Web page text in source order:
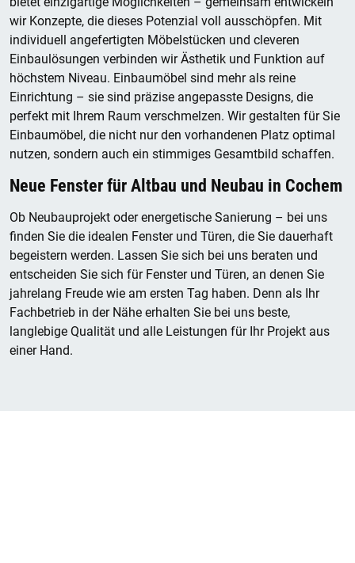
wir Konzepte, die dieses Potenzial voll ausschöpfen. Mit
individuell angefertigten Möbelstücken und cleveren
Einbaulösungen verbinden wir Ästhetik und Funktion auf
höchstem Niveau. Einbaumöbel sind mehr als reine
Einrichtung – sie sind präzise angepasste Designs, die
perfekt mit Ihrem Raum verschmelzen. Wir gestalten für Sie
Einbaumöbel, die nicht nur den vorhandenen Platz optimal
nutzen, sondern auch ein stimmiges Gesamtbild schaffen.
Neue Fenster für Altbau und Neubau in Cochem
Ob Neubauprojekt oder energetische Sanierung – bei uns
finden Sie die idealen Fenster und Türen, die Sie dauerhaft
begeistern werden. Lassen Sie sich bei uns beraten und
entscheiden Sie sich für Fenster und Türen, an denen Sie
jahrelang Freude wie am ersten Tag haben. Denn als Ihr
Fachbetrieb in der Nähe erhalten Sie bei uns beste,
langlebige Qualität und alle Leistungen für Ihr Projekt aus
einer Hand.